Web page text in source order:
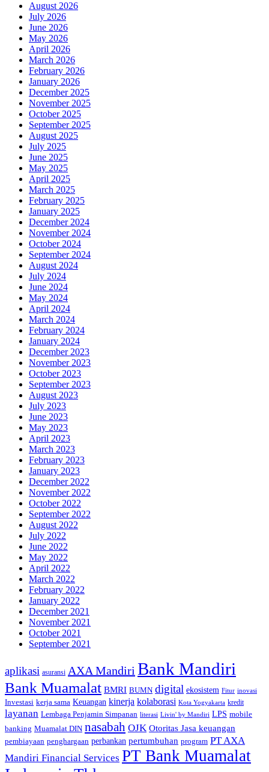
August 2026
July 2026
June 2026
May 2026
April 2026
March 2026
February 2026
January 2026
December 2025
November 2025
October 2025
September 2025
August 2025
July 2025
June 2025
May 2025
April 2025
March 2025
February 2025
January 2025
December 2024
November 2024
October 2024
September 2024
August 2024
July 2024
June 2024
May 2024
April 2024
March 2024
February 2024
January 2024
December 2023
November 2023
October 2023
September 2023
August 2023
July 2023
June 2023
May 2023
April 2023
March 2023
February 2023
January 2023
December 2022
November 2022
October 2022
September 2022
August 2022
July 2022
June 2022
May 2022
April 2022
March 2022
February 2022
January 2022
December 2021
November 2021
October 2021
September 2021
aplikasi asuransi AXA Mandiri Bank Mandiri
Bank Muamalat BMRI BUMN digital ekosistem Fitur inovasi
Investasi kerja sama Keuangan kinerja kolaborasi Kota Yogyakarta kredit
layanan Lembaga Penjamin Simpanan literasi Livin' by Mandiri LPS mobile
banking Muamalat DIN nasabah OJK Otoritas Jasa keuangan
pembiayaan penghargaan perbankan pertumbuhan program PT AXA
Mandiri Financial Services PT Bank Muamalat